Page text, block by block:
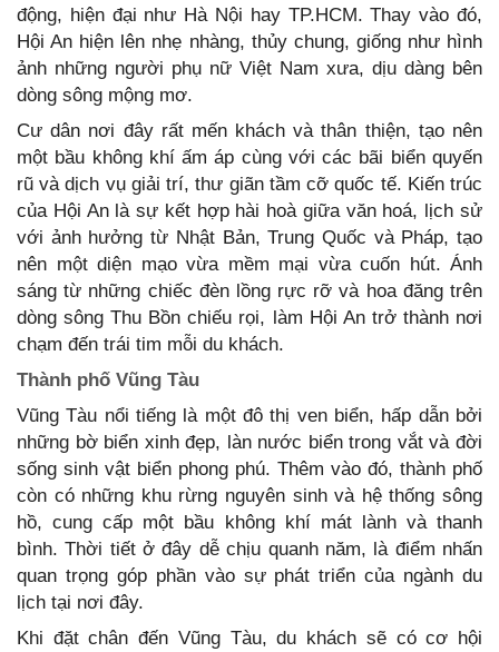
động, hiện đại như Hà Nội hay TP.HCM. Thay vào đó,
Hội An hiện lên nhẹ nhàng, thủy chung, giống như hình
ảnh những người phụ nữ Việt Nam xưa, dịu dàng bên
dòng sông mộng mơ.
Cư dân nơi đây rất mến khách và thân thiện, tạo nên
một bầu không khí ấm áp cùng với các bãi biển quyến
rũ và dịch vụ giải trí, thư giãn tầm cỡ quốc tế. Kiến trúc
của Hội An là sự kết hợp hài hoà giữa văn hoá, lịch sử
với ảnh hưởng từ Nhật Bản, Trung Quốc và Pháp, tạo
nên một diện mạo vừa mềm mại vừa cuốn hút. Ánh
sáng từ những chiếc đèn lồng rực rỡ và hoa đăng trên
dòng sông Thu Bồn chiếu rọi, làm Hội An trở thành nơi
chạm đến trái tim mỗi du khách.
Thành phố Vũng Tàu
Vũng Tàu nổi tiếng là một đô thị ven biển, hấp dẫn bởi
những bờ biển xinh đẹp, làn nước biển trong vắt và đời
sống sinh vật biển phong phú. Thêm vào đó, thành phố
còn có những khu rừng nguyên sinh và hệ thống sông
hồ, cung cấp một bầu không khí mát lành và thanh
bình. Thời tiết ở đây dễ chịu quanh năm, là điểm nhấn
quan trọng góp phần vào sự phát triển của ngành du
lịch tại nơi đây.
Khi đặt chân đến Vũng Tàu, du khách sẽ có cơ hội